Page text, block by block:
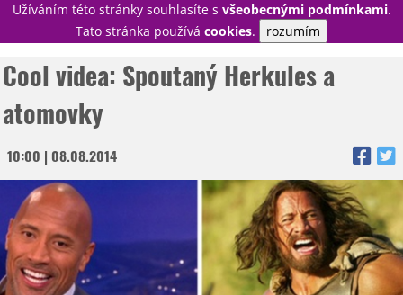
Užíváním této stránky souhlasíte s všeobecnými podmínkami.
Tato stránka používá cookies. rozumím
PŘIHLÁSIT
NOVINKY
TÉMATA
RECENZE
EPIZODY
KULT
TRAILERY
GALERIE
DISKUZE
STATISTIKY
TIRÁŽ
Cool videa: Spoutaný Herkules a
atomovky
10:00 | 08.08.2014